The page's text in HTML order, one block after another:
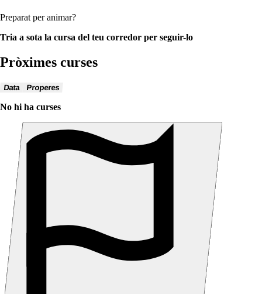
Preparat per animar?
Tria a sota la cursa del teu corredor per seguir-lo
Pròximes curses
Data Properes
No hi ha curses